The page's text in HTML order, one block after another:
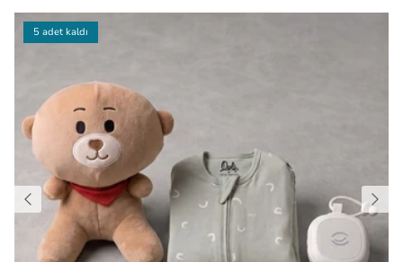
5 adet kaldı